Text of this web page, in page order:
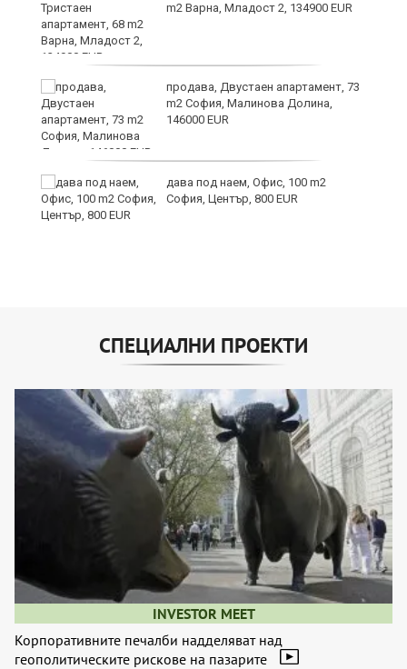
m2 Варна, Младост 2, 134900 EUR
продава, Двустаен апартамент, 73
m2 София, Малинова Долина,
146000 EUR
дава под наем, Офис, 100 m2
София, Център, 800 EUR
СПЕЦИАЛНИ ПРОЕКТИ
INVESTOR MEET
Корпоративните печалби надделяват над
геополитическите рискове на пазарите